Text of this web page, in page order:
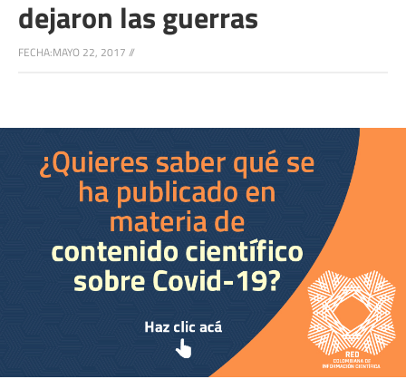
dejaron las guerras
FECHA:MAYO 22, 2017 //